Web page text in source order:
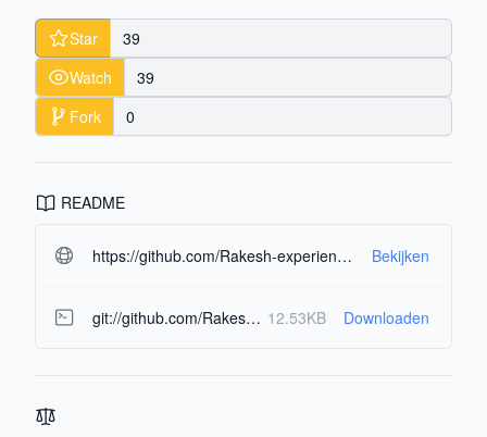
Star
39
Watch
39
Fork
0
README
https://github.com/Rakesh-experience-web/beluga.git#readme-ov-file Bekijken
git://github.com/Rakesh-experience-web/beluga.git 12.53KB Downloaden